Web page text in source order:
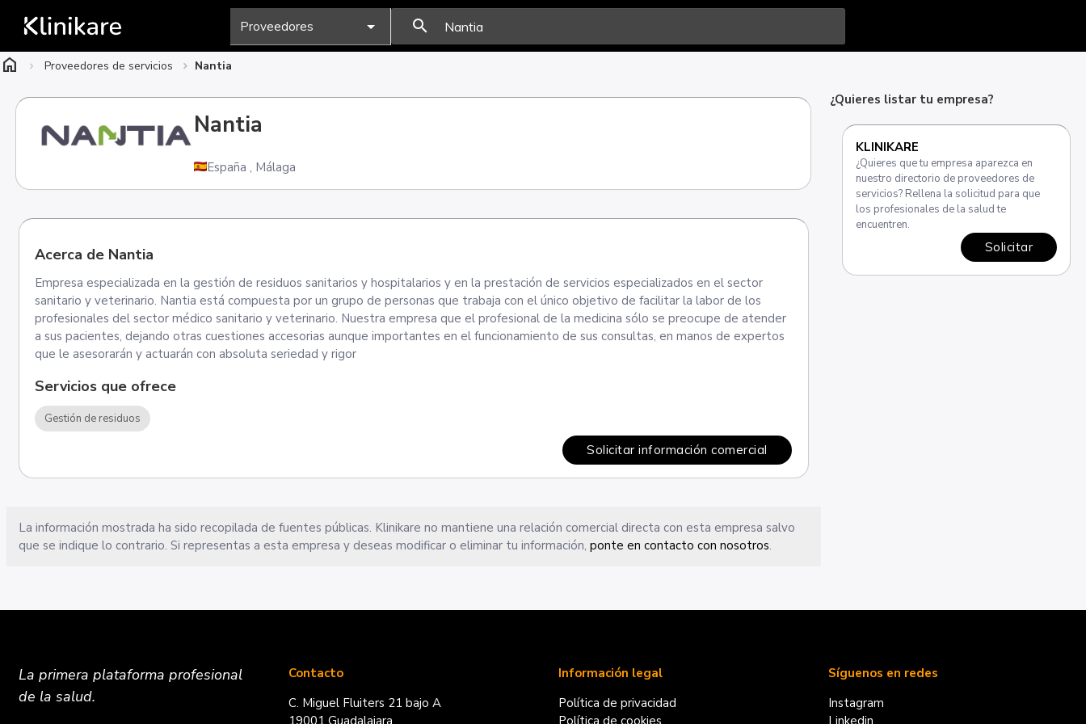
search
home Proveedores de servicios Nantia
Nantia
España , Málaga
Acerca de Nantia
Empresa especializada en la gestión de residuos sanitarios y hospitalarios y en la prestación de servicios especializados en el sector
sanitario y veterinario. Nantia está compuesta por un grupo de personas que trabaja con el único objetivo de facilitar la labor de los
profesionales del sector médico sanitario y veterinario. Nuestra empresa que el profesional de la medicina sólo se preocupe de atender
a sus pacientes, dejando otras cuestiones accesorias aunque importantes en el funcionamiento de sus consultas, en manos de expertos
que le asesorarán y actuarán con absoluta seriedad y rigor
Servicios que ofrece
Gestión de residuos
Solicitar información comercial
La información mostrada ha sido recopilada de fuentes públicas. Klinikare no mantiene una relación comercial directa con esta empresa salvo
que se indique lo contrario. Si representas a esta empresa y deseas modificar o eliminar tu información, ponte en contacto con nosotros.
¿Quieres listar tu empresa?
KLINIKARE
¿Quieres que tu empresa aparezca en
nuestro directorio de proveedores de
servicios? Rellena la solicitud para que
los profesionales de la salud te
encuentren.
Solicitar
La primera plataforma profesional
de la salud.
Contacto
C. Miguel Fluiters 21 bajo A
19001 Guadalajara
Información legal
Política de privacidad
Política de cookies
Síguenos en redes
Instagram
Linkedin